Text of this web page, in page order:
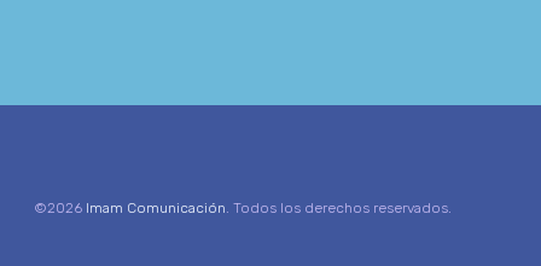
©2026 Imam Comunicación. Todos los derechos reservados.